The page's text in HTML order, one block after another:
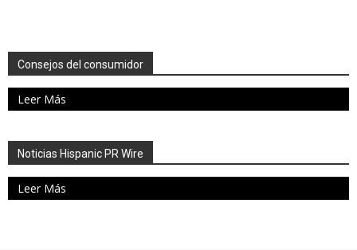
Consejos del consumidor
Leer Más
Noticias Hispanic PR Wire
Leer Más